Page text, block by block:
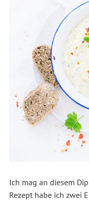
Ich mag an diesem
Rezept habe ich zwei